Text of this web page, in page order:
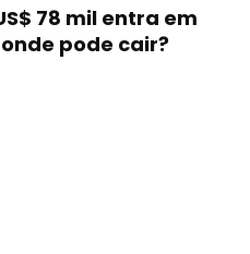
78 mil entra em
pode cair?